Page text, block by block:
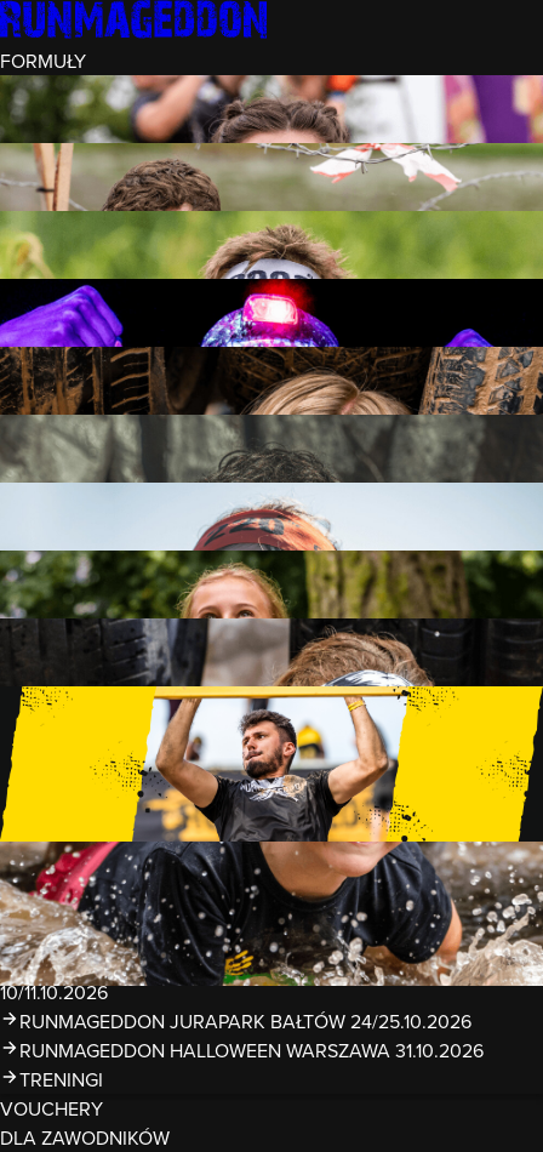
FORMUŁY
INTRO (¼)
15 PRZESZKÓD
3 KM+
REKRUT (½)
30 PRZESZKÓD
6 KM+
RUNMAGEDDON
50 PRZESZKÓD
12 KM+
NOCNY REKRUT (½)
30 PRZESZKÓD
6 KM+
INTRO U-16
15 PRZESZKÓD
3 KM+
RUNMAGEDDON HARDCORE
70 PRZESZKÓD
21 KM+
42 KM+
FAMILY
15 PRZESZKÓD
2 KM+
KIDS
15 PRZESZKÓD
1 KM+
TRENINGI
WYDARZENIA
RUNMAGEDDON LUBLIN ZALEW ZEMBORZYCKI
22/23.08.2026
RUNMAGEDDON ERGO ARENA GDAŃSK/SOPOT
12/13.09.2026
RUNMAGEDDON KIDS: DEMO WARSZAWA 24/26.09.2026
RUNMAGEDDON WROCŁAW KOPALNIA ROLANTOWICE
26/27.09.2026
RUNMAGEDDON WARSZAWA TWIERDZA MODLIN
10/11.10.2026
RUNMAGEDDON JURAPARK BAŁTÓW 24/25.10.2026
RUNMAGEDDON HALLOWEEN WARSZAWA 31.10.2026
TRENINGI
VOUCHERY
DLA ZAWODNIKÓW